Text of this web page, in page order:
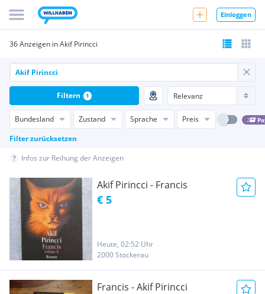
Einloggen
36 Anzeigen in Akif Pirincci
Bundesland Zustand Sprache Preis
Filter zurücksetzen
Filtern 1
Infos zur Reihung der Anzeigen
Akif Pirincci - Francis
€ 5
Heute, 02:52 Uhr
2000 Stockerau
Francis - Akif Pirincci